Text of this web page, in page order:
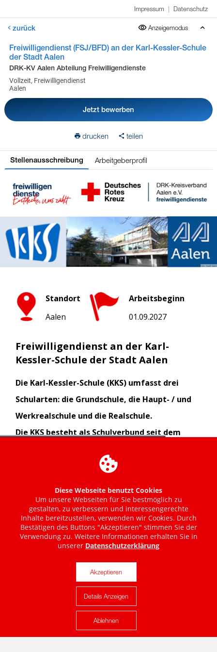
Impressum | Datenschutz
zurück Anzeigemodus
Freiwilligendienst (FSJ/BFD) an der Karl-Kessler-Schule
der Stadt Aalen
DRK-KV Aalen Abteilung Freiwilligendienste
Vollzeit, Freiwilligendienst
Aalen
Jetzt bewerben
drucken teilen
Stellenausschreibung Arbeitgeberprofil
Karte anzeigen
Diese Webseite benutzt Cookies
Um unsere Webseiten für Sie bestmöglich zu
gestalten, zu verbessern und interessengerechte
Inhalte bereitzustellen, verwenden wir Cookies. Durch
Bestätigen des Buttons "Akzeptieren" stimmen Sie der
Verwendung zu. Weitere Informationen erhalten Sie in
unserer Datenschutzerklärung
Akzeptieren
Details Anzeigen
Ablehnen